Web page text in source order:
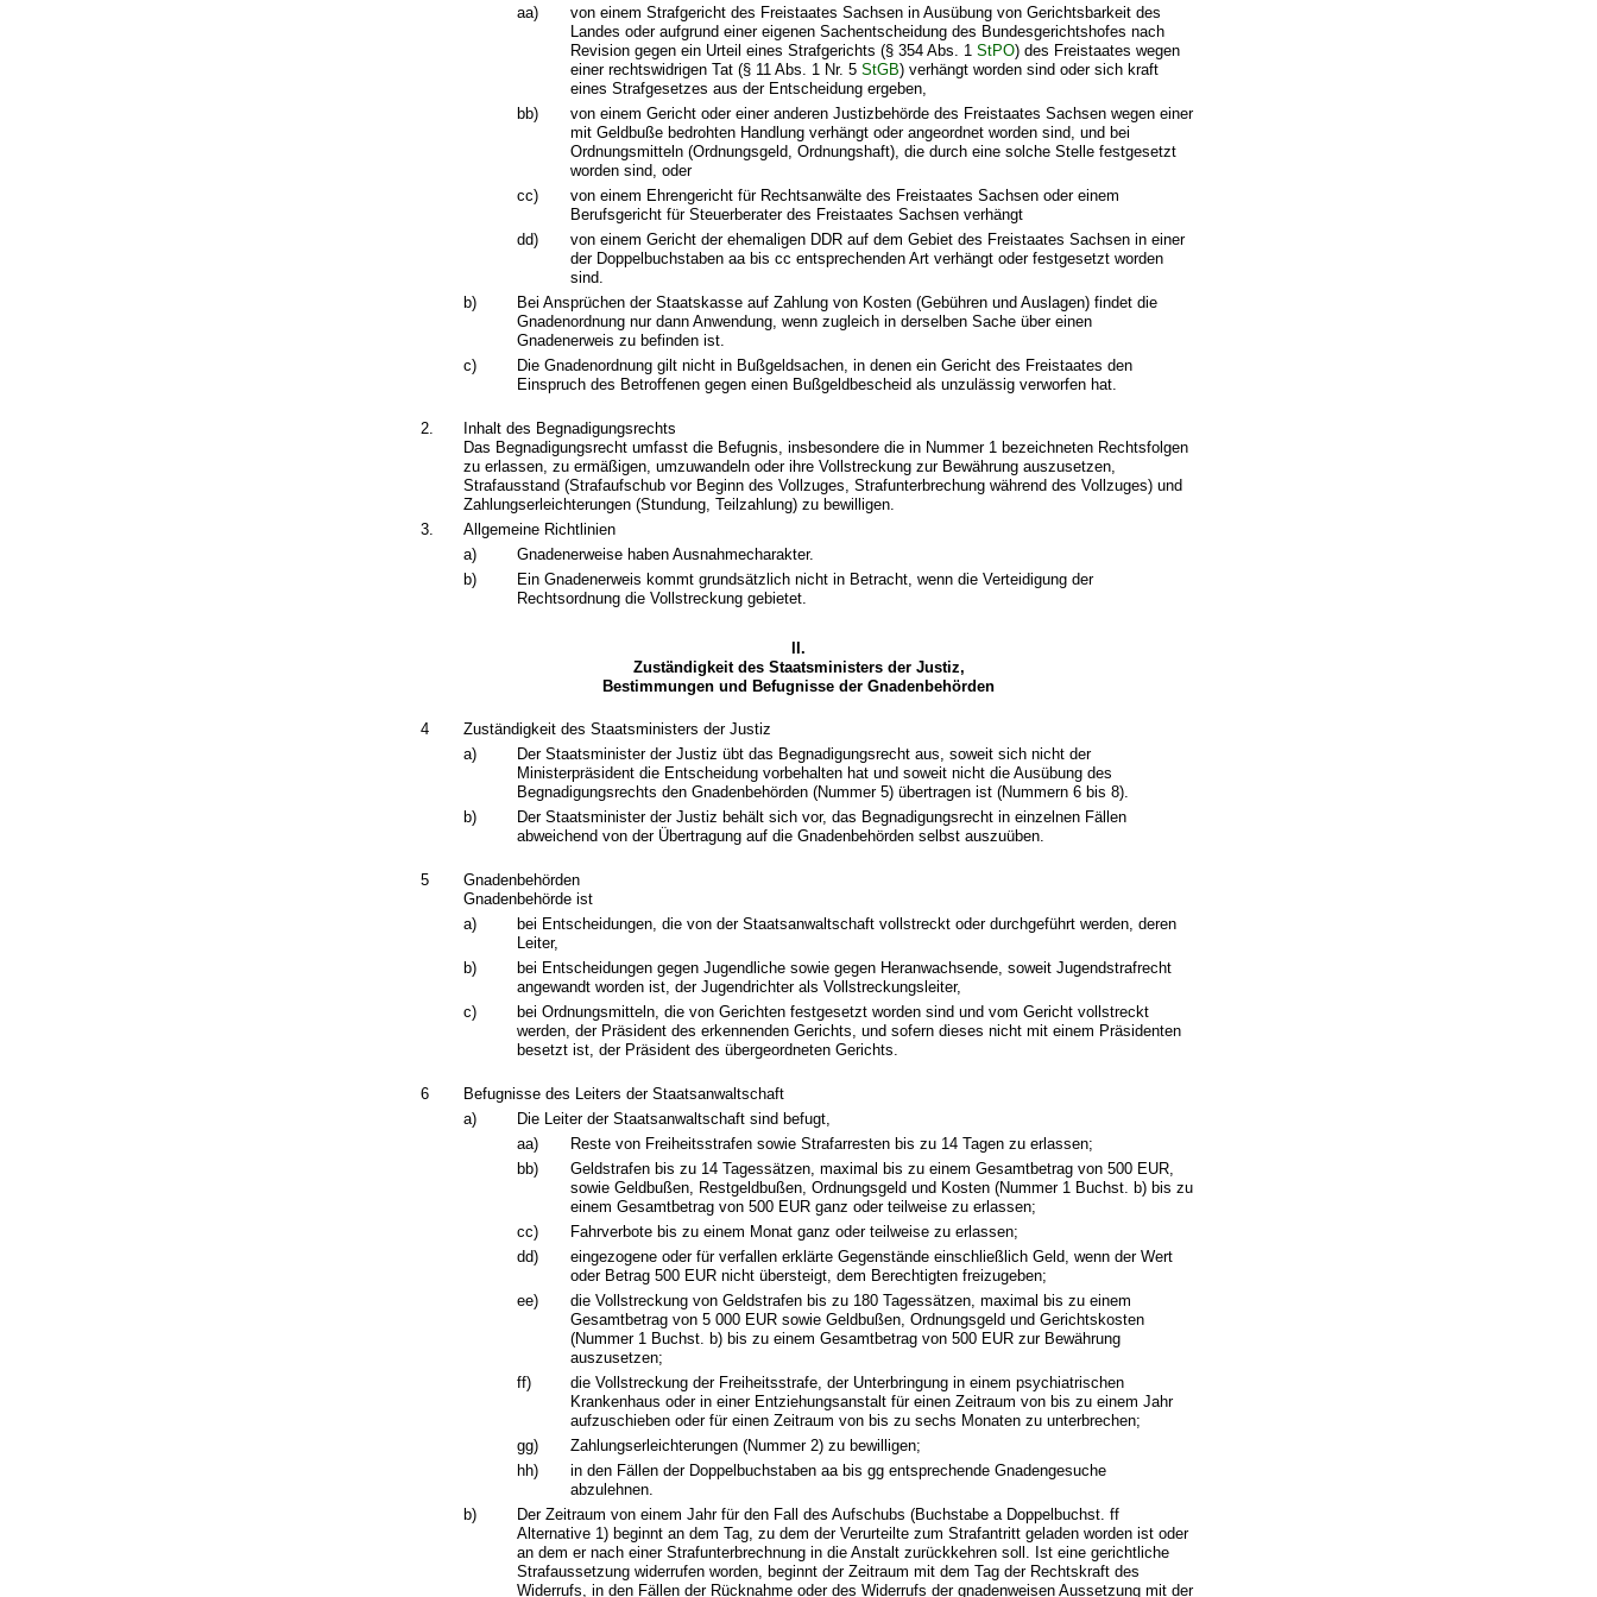
aa)
von einem Strafgericht des Freistaates Sachsen in Ausübung von Gerichtsbarkeit des
Landes oder aufgrund einer eigenen Sachentscheidung des Bundesgerichtshofes nach
Revision gegen ein Urteil eines Strafgerichts (§ 354 Abs. 1 StPO) des Freistaates wegen
einer rechtswidrigen Tat (§ 11 Abs. 1 Nr. 5 StGB) verhängt worden sind oder sich kraft
eines Strafgesetzes aus der Entscheidung ergeben,
bb)
von einem Gericht oder einer anderen Justizbehörde des Freistaates Sachsen wegen einer
mit Geldbuße bedrohten Handlung verhängt oder angeordnet worden sind, und bei
Ordnungsmitteln (Ordnungsgeld, Ordnungshaft), die durch eine solche Stelle festgesetzt
worden sind, oder
cc)
von einem Ehrengericht für Rechtsanwälte des Freistaates Sachsen oder einem
Berufsgericht für Steuerberater des Freistaates Sachsen verhängt
dd)
von einem Gericht der ehemaligen DDR auf dem Gebiet des Freistaates Sachsen in einer
der Doppelbuchstaben aa bis cc entsprechenden Art verhängt oder festgesetzt worden
sind.
b)
Bei Ansprüchen der Staatskasse auf Zahlung von Kosten (Gebühren und Auslagen) findet die
Gnadenordnung nur dann Anwendung, wenn zugleich in derselben Sache über einen
Gnadenerweis zu befinden ist.
c)
Die Gnadenordnung gilt nicht in Bußgeldsachen, in denen ein Gericht des Freistaates den
Einspruch des Betroffenen gegen einen Bußgeldbescheid als unzulässig verworfen hat.
2.
Inhalt des Begnadigungsrechts
Das Begnadigungsrecht umfasst die Befugnis, insbesondere die in Nummer 1 bezeichneten Rechtsfolgen
zu erlassen, zu ermäßigen, umzuwandeln oder ihre Vollstreckung zur Bewährung auszusetzen,
Strafausstand (Strafaufschub vor Beginn des Vollzuges, Strafunterbrechung während des Vollzuges) und
Zahlungserleichterungen (Stundung, Teilzahlung) zu bewilligen.
3.
Allgemeine Richtlinien
a)
Gnadenerweise haben Ausnahmecharakter.
b)
Ein Gnadenerweis kommt grundsätzlich nicht in Betracht, wenn die Verteidigung der
Rechtsordnung die Vollstreckung gebietet.
II.
Zuständigkeit des Staatsministers der Justiz,
Bestimmungen und Befugnisse der Gnadenbehörden
4
Zuständigkeit des Staatsministers der Justiz
a)
Der Staatsminister der Justiz übt das Begnadigungsrecht aus, soweit sich nicht der
Ministerpräsident die Entscheidung vorbehalten hat und soweit nicht die Ausübung des
Begnadigungsrechts den Gnadenbehörden (Nummer 5) übertragen ist (Nummern 6 bis 8).
b)
Der Staatsminister der Justiz behält sich vor, das Begnadigungsrecht in einzelnen Fällen
abweichend von der Übertragung auf die Gnadenbehörden selbst auszuüben.
5
Gnadenbehörden
Gnadenbehörde ist
a)
bei Entscheidungen, die von der Staatsanwaltschaft vollstreckt oder durchgeführt werden, deren
Leiter,
b)
bei Entscheidungen gegen Jugendliche sowie gegen Heranwachsende, soweit Jugendstrafrecht
angewandt worden ist, der Jugendrichter als Vollstreckungsleiter,
c)
bei Ordnungsmitteln, die von Gerichten festgesetzt worden sind und vom Gericht vollstreckt
werden, der Präsident des erkennenden Gerichts, und sofern dieses nicht mit einem Präsidenten
besetzt ist, der Präsident des übergeordneten Gerichts.
6
Befugnisse des Leiters der Staatsanwaltschaft
a)
Die Leiter der Staatsanwaltschaft sind befugt,
aa)
Reste von Freiheitsstrafen sowie Strafarresten bis zu 14 Tagen zu erlassen;
bb)
Geldstrafen bis zu 14 Tagessätzen, maximal bis zu einem Gesamtbetrag von 500 EUR,
sowie Geldbußen, Restgeldbußen, Ordnungsgeld und Kosten (Nummer 1 Buchst. b) bis zu
einem Gesamtbetrag von 500 EUR ganz oder teilweise zu erlassen;
cc)
Fahrverbote bis zu einem Monat ganz oder teilweise zu erlassen;
dd)
eingezogene oder für verfallen erklärte Gegenstände einschließlich Geld, wenn der Wert
oder Betrag 500 EUR nicht übersteigt, dem Berechtigten freizugeben;
ee)
die Vollstreckung von Geldstrafen bis zu 180 Tagessätzen, maximal bis zu einem
Gesamtbetrag von 5 000 EUR sowie Geldbußen, Ordnungsgeld und Gerichtskosten
(Nummer 1 Buchst. b) bis zu einem Gesamtbetrag von 500 EUR zur Bewährung
auszusetzen;
ff)
die Vollstreckung der Freiheitsstrafe, der Unterbringung in einem psychiatrischen
Krankenhaus oder in einer Entziehungsanstalt für einen Zeitraum von bis zu einem Jahr
aufzuschieben oder für einen Zeitraum von bis zu sechs Monaten zu unterbrechen;
gg)
Zahlungserleichterungen (Nummer 2) zu bewilligen;
hh)
in den Fällen der Doppelbuchstaben aa bis gg entsprechende Gnadengesuche
abzulehnen.
b)
Der Zeitraum von einem Jahr für den Fall des Aufschubs (Buchstabe a Doppelbuchst. ff
Alternative 1) beginnt an dem Tag, zu dem der Verurteilte zum Strafantritt geladen worden ist oder
an dem er nach einer Strafunterbrechnung in die Anstalt zurückkehren soll. Ist eine gerichtliche
Strafaussetzung widerrufen worden, beginnt der Zeitraum mit dem Tag der Rechtskraft des
Widerrufs, in den Fällen der Rücknahme oder des Widerrufs der gnadenweisen Aussetzung mit der